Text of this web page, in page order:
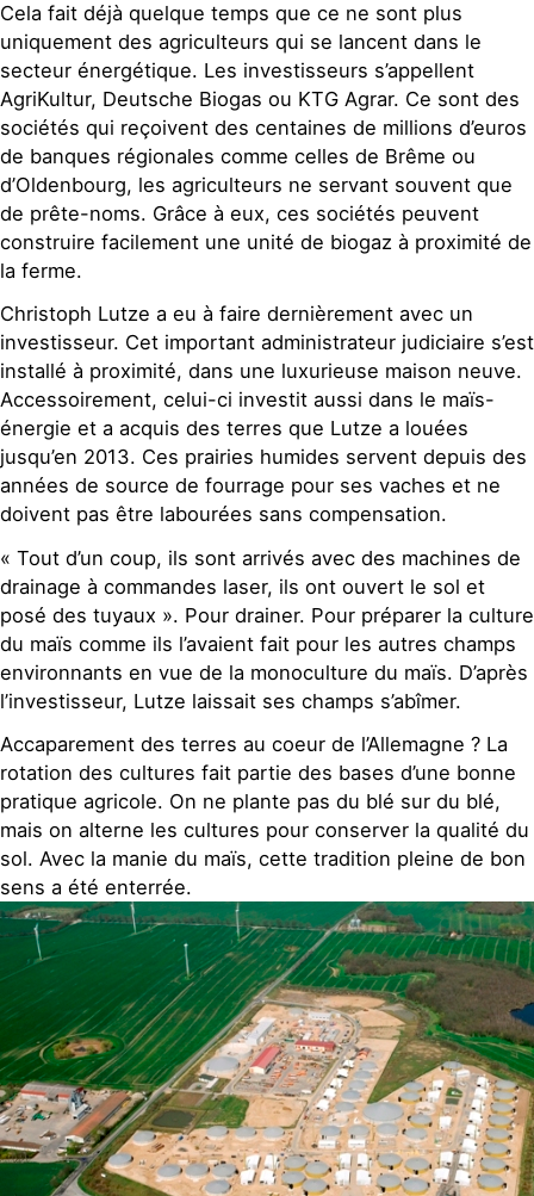
Cela fait déjà quelque temps que ce ne sont plus
uniquement des agriculteurs qui se lancent dans le
secteur énergétique. Les investisseurs s’appellent
AgriKultur, Deutsche Biogas ou KTG Agrar. Ce sont des
sociétés qui reçoivent des centaines de millions d’euros
de banques régionales comme celles de Brême ou
d’Oldenbourg, les agriculteurs ne servant souvent que
de prête-noms. Grâce à eux, ces sociétés peuvent
construire facilement une unité de biogaz à proximité de
la ferme.
Christoph Lutze a eu à faire dernièrement avec un
investisseur. Cet important administrateur judiciaire s’est
installé à proximité, dans une luxurieuse maison neuve.
Accessoirement, celui-ci investit aussi dans le maïs-
énergie et a acquis des terres que Lutze a louées
jusqu’en 2013. Ces prairies humides servent depuis des
années de source de fourrage pour ses vaches et ne
doivent pas être labourées sans compensation.
« Tout d’un coup, ils sont arrivés avec des machines de
drainage à commandes laser, ils ont ouvert le sol et
posé des tuyaux ». Pour drainer. Pour préparer la culture
du maïs comme ils l’avaient fait pour les autres champs
environnants en vue de la monoculture du maïs. D’après
l’investisseur, Lutze laissait ses champs s’abîmer.
Accaparement des terres au coeur de l’Allemagne ? La
rotation des cultures fait partie des bases d’une bonne
pratique agricole. On ne plante pas du blé sur du blé,
mais on alterne les cultures pour conserver la qualité du
sol. Avec la manie du maïs, cette tradition pleine de bon
sens a été enterrée.